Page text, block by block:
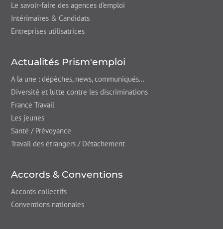
Le savoir-faire des agences d’emploi
Intérimaires & Candidats
Entreprises utilisatrices
Actualités Prism'emploi
A la une : dépêches, news, communiqués...
Diversité et lutte contre les discriminations
France Travail
Les jeunes
Santé / Prévoyance
Travail des étrangers / Détachement
Accords & Conventions
Accords collectifs
Conventions nationales